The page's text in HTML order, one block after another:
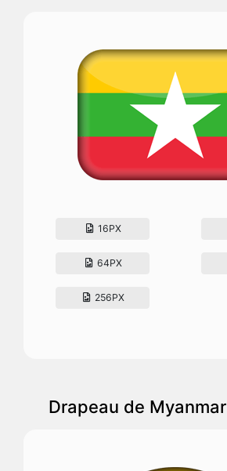
16PX
64PX
256PX
Drapeau de Myanmar